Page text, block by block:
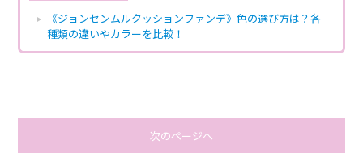
《ジョンセンムルクッションファンデ》色の選び方は？各
種類の違いやカラーを比較！
次のページへ